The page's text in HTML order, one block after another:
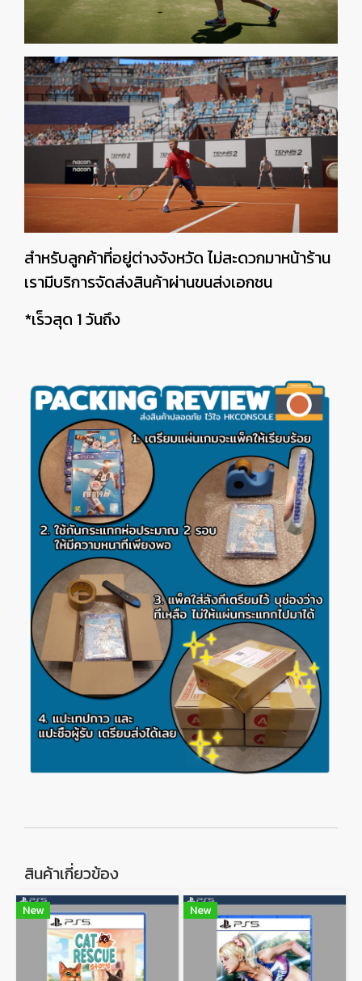
สำหรับลูกค้าที่อยู่ต่างจังหวัด ไม่สะดวกมาหน้าร้าน
เรามีบริการจัดส่งสินค้าผ่านขนส่งเอกชน
*เร็วสุด 1 วันถึง
สินค้าเกี่ยวข้อง
New New